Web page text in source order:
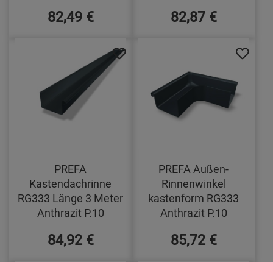
82,49 € 82,87 €
PREFA
Kastendachrinne
RG333 Länge 3 Meter
Anthrazit P.10
84,92 €
PREFA Außen-
Rinnenwinkel
kastenform RG333
Anthrazit P.10
85,72 €